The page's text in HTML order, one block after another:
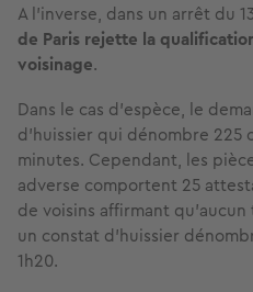
A l’inverse, dans un arrêt du
de Paris rejette la
voisinage.
Dans le cas d’espèce, le
d’huissier qui dénombre 225
minutes. Cependant, les
adverse comportent 25
de voisins affirmant
un constat d’huissier
1h20.